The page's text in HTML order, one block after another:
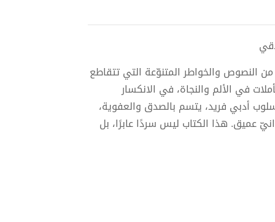
النصوص والخواطر المتنوّعة التي تتقاطع
في الألم والنجاة، في الانكسار
أدبي فريد، يتسم بالصدق والعفوية،
عميق. هذا الكتاب ليس سردًا عابرًا، بل